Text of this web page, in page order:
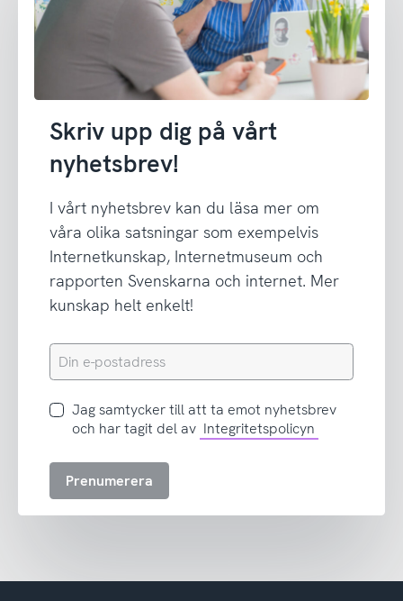
Skriv upp dig på vårt
nyhetsbrev!
I vårt nyhetsbrev kan du läsa mer om
våra olika satsningar som exempelvis
Internetkunskap, Internetmuseum och
rapporten Svenskarna och internet. Mer
kunskap helt enkelt!
Din
e-
Jag
samtycker
att
Jag samtycker till att ta emot nyhetsbrev
och har tagit del av Integritetspolicyn
Prenumerera